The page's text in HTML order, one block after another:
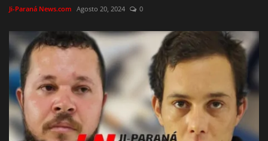
Ji-Paraná News.com Agosto 20, 2024 0